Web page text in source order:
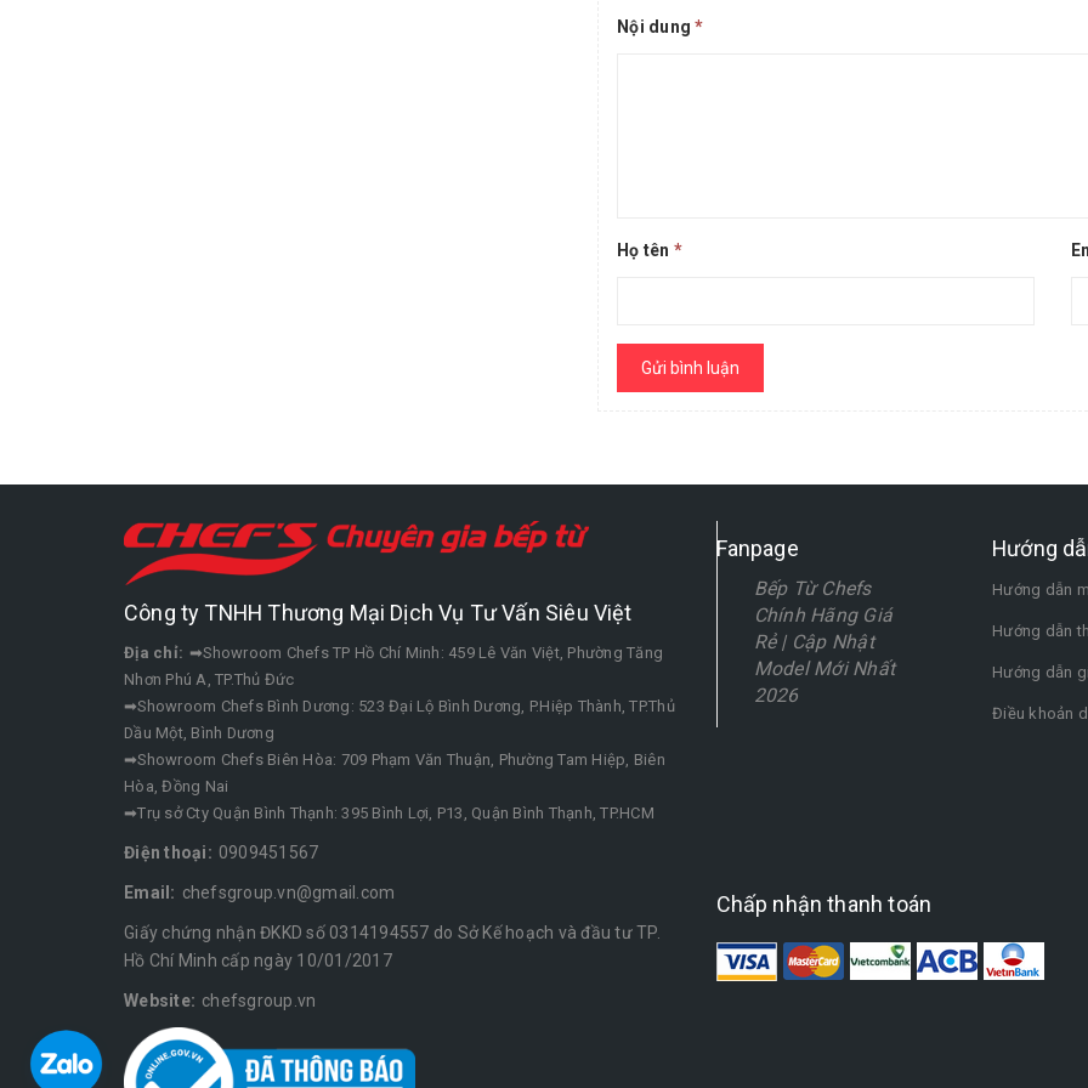
Nội dung*
Họ tên *
Gửi bình luận
Công ty TNHH Thương Mại Dịch Vụ Tư Vấn Siêu Việt
Địa chỉ: ➡Showroom Chefs TP Hồ Chí Minh: 459 Lê Văn Việt, Phường Tăng
Nhơn Phú A, TP.Thủ Đức
➡Showroom Chefs Bình Dương: 523 Đại Lộ Bình Dương, P.Hiệp Thành, TP.Thủ
Dầu Một, Bình Dương
➡Showroom Chefs Biên Hòa: 709 Phạm Văn Thuận, Phường Tam Hiệp, Biên
Hòa, Đồng Nai
➡Trụ sở Cty Quận Bình Thạnh: 395 Bình Lợi, P13, Quận Bình Thạnh, TP.HCM
Điện thoại: 0909451567
Email: chefsgroup.vn@gmail.com
Giấy chứng nhận ĐKKD số 0314194557 do Sở Kế hoạch và đầu tư TP.
Hồ Chí Minh cấp ngày 10/01/2017
Website: chefsgroup.vn
Fanpage
Bếp Từ Chefs
Chính Hãng Giá
Rẻ | Cập Nhật
Model Mới Nhất
2026
Hướng
Hướng dẫn
Hướng dẫn
Hướng dẫn
Điều khoản
Chấp nhận thanh toán